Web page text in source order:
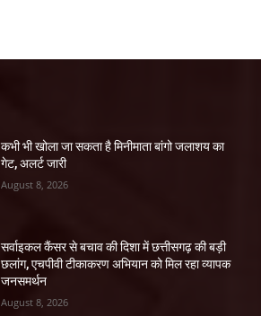
कभी भी खोला जा सकता है मिनीमाता बांगो जलाशय का
गेट, अलर्ट जारी
August 8, 2026
सर्वाइकल कैंसर से बचाव की दिशा में छत्तीसगढ़ की बड़ी
छलांग, एचपीवी टीकाकरण अभियान को मिल रहा व्यापक
जनसमर्थन
August 8, 2026